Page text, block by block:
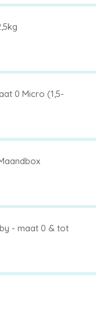
0 Micro (1,5-
- maat 0 & tot